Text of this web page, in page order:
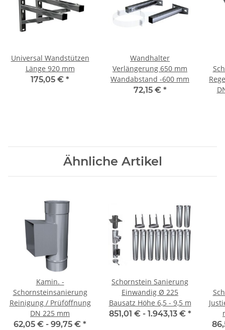
Universal Wandstützen
Länge 920 mm
175,05 € *
Wandhalter
Verlängerung 650 mm
Wandabstand -600 mm
72,15 € *
Ähnliche Artikel
Kamin. -
Schornsteinsanierung
Reinigung / Prüföffnung
DN 225 mm
62,05 € - 99,75 € *
Schornstein Sanierung
Einwandig Ø 225
Bausatz Höhe 6,5 - 9,5 m
851,01 € - 1.943,13 € *